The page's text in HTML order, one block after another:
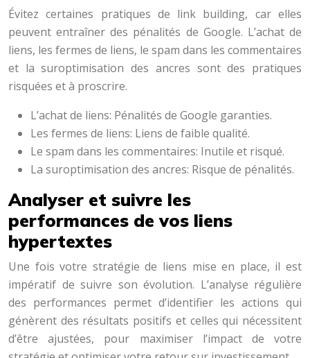
Évitez certaines pratiques de link building, car elles
peuvent entraîner des pénalités de Google. L’achat de
liens, les fermes de liens, le spam dans les commentaires
et la suroptimisation des ancres sont des pratiques
risquées et à proscrire.
L’achat de liens: Pénalités de Google garanties.
Les fermes de liens: Liens de faible qualité.
Le spam dans les commentaires: Inutile et risqué.
La suroptimisation des ancres: Risque de pénalités.
Analyser et suivre les
performances de vos liens
hypertextes
Une fois votre stratégie de liens mise en place, il est
impératif de suivre son évolution. L’analyse régulière
des performances permet d’identifier les actions qui
génèrent des résultats positifs et celles qui nécessitent
d’être ajustées, pour maximiser l’impact de votre